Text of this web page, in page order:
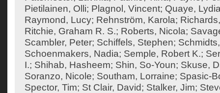
Pietilainen, Olli; Plagnol, Vincent; Quaye,
Raymond, Lucy; Rehnström, Karola;
Ritchie, Graham R. S.; Roberts, Nicola;
Scambler, Peter; Schiffels, Stephen;
Schoenmakers, Nadia; Semple, Robert K.;
I.; Shihab, Hasheem; Shin, So-Youn; Skuse,
Soranzo, Nicole; Southam, Lorraine; Spasic-
Spector, Tim; St Clair, David; Stalker, Jim;